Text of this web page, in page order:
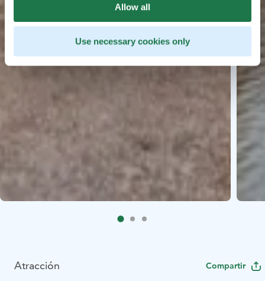
Allow all
Use necessary cookies only
Atracción Compartir